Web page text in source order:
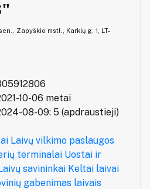
Zapyškio mstl., Karklų g. 1, LT-
10-06 metai
08-09: 5 (apdraustieji)
Laivų vilkimo paslaugos
terminalai Uostai ir
savininkai Keltai laivai
gabenimas laivais